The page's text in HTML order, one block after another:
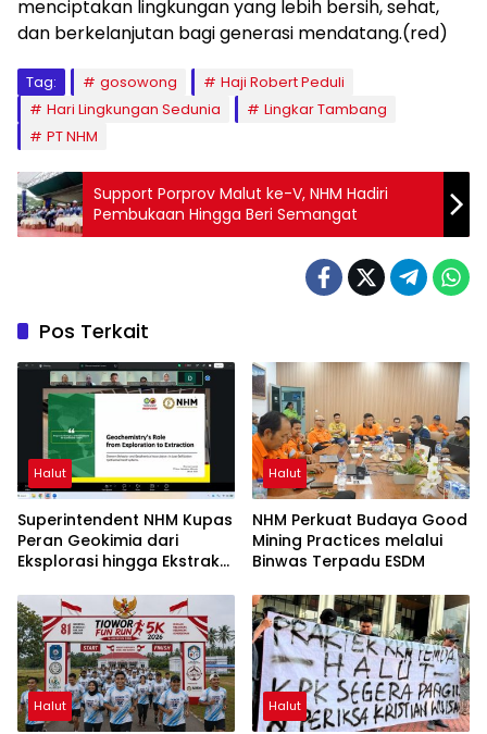
menciptakan lingkungan yang lebih bersih, sehat,
dan berkelanjutan bagi generasi mendatang.(red)
Tag: gosowong
Haji Robert Peduli
Hari Lingkungan Sedunia
Lingkar Tambang
PT NHM
Support Porprov Malut ke-V, NHM Hadiri
Pembukaan Hingga Beri Semangat
Pos Terkait
Halut
Superintendent NHM Kupas
Peran Geokimia dari
Eksplorasi hingga Ekstraksi
UNG
Halut
NHM Perkuat Budaya Good
Mining Practices melalui
Binwas Terpadu ESDM
Halut Halut